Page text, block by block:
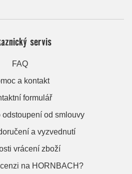
servis
FAQ
a kontakt
formulář
odstoupení od smlouvy
a vyzvednutí
vrácení zboží
na HORNBACH?